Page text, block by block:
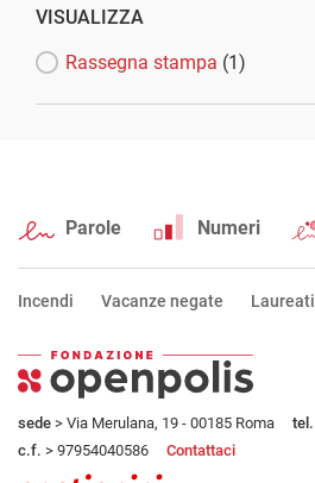
VISUALIZZA
Rassegna stampa (1)
Parole Numeri
Incendi Vacanze negate Laureati
sede > Via Merulana, 19 - 00185 Roma tel.
c.f. > 97954040586 Contattaci